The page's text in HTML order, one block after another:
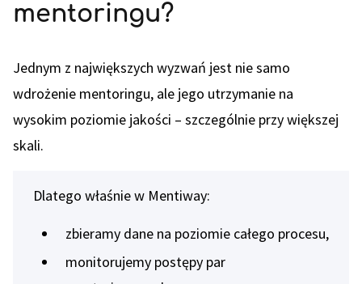
mentoringu?
Jednym z największych wyzwań jest nie samo
wdrożenie mentoringu, ale jego utrzymanie na
wysokim poziomie jakości – szczególnie przy większej
skali.
Dlatego właśnie w Mentiway:
zbieramy dane na poziomie całego procesu,
monitorujemy postępy par